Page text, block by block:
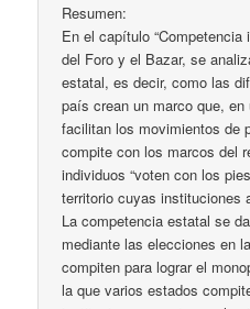
Resumen:
En el capítulo
del Foro y el Bazar, se
estatal, es decir, como las
país crean un marco que,
facilitan los movimientos de
compite con los marcos del
individuos “voten con los
territorio cuyas instituciones
La competencia estatal se
mediante las elecciones en
compiten para lograr el
la que varios estados